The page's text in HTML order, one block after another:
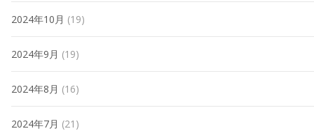
2024年10月 (19)
2024年9月 (19)
2024年8月 (16)
2024年7月 (21)